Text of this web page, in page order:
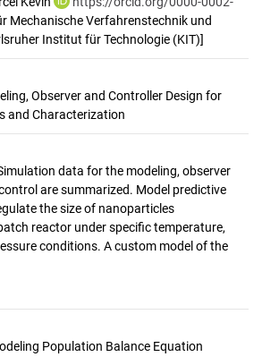
Mechanische Verfahrenstechnik und
Institut für Technologie (KIT)]
Observer and Controller Design for
and Characterization
data for the modeling, observer
are summarized. Model predictive
the size of nanoparticles
reactor under specific temperature,
conditions. A custom model of the
Population Balance Equation